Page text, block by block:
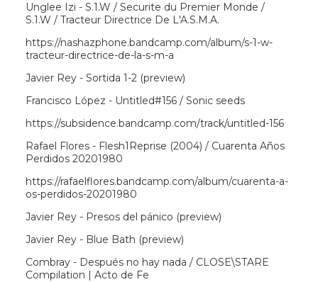
Unglee Izi - S.1.W / Securite du Premier Monde /
S.1.W / Tracteur Directrice De L'A.S.M.A.
https://nashazphone.bandcamp.com/album/s-1-w-
tracteur-directrice-de-la-s-m-a
Javier Rey - Sortida 1-2 (preview)
Francisco López - Untitled#156 / Sonic seeds
https://subsidence.bandcamp.com/track/untitled-156
Rafael Flores - Flesh1Reprise (2004) / Cuarenta Años
Perdidos 20201980
https://rafaelflores.bandcamp.com/album/cuarenta-a-
os-perdidos-20201980
Javier Rey - Presos del pánico (preview)
Javier Rey - Blue Bath (preview)
Combray - Después no hay nada / CLOSE\STARE
Compilation | Acto de Fe